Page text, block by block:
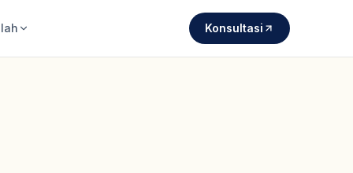
Konsultasi